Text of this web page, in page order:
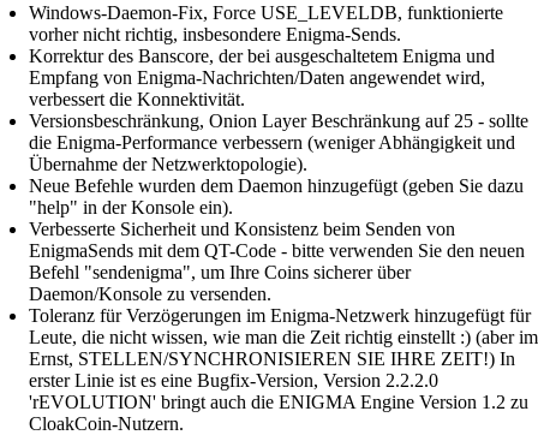
Windows-Daemon-Fix, Force USE_LEVELDB, funktionierte
vorher nicht richtig, insbesondere Enigma-Sends.
Korrektur des Banscore, der bei ausgeschaltetem Enigma und
Empfang von Enigma-Nachrichten/Daten angewendet wird,
verbessert die Konnektivität.
Versionsbeschränkung, Onion Layer Beschränkung auf 25 - sollte
die Enigma-Performance verbessern (weniger Abhängigkeit und
Übernahme der Netzwerktopologie).
Neue Befehle wurden dem Daemon hinzugefügt (geben Sie dazu
"help" in der Konsole ein).
Verbesserte Sicherheit und Konsistenz beim Senden von
EnigmaSends mit dem QT-Code - bitte verwenden Sie den neuen
Befehl "sendenigma", um Ihre Coins sicherer über
Daemon/Konsole zu versenden.
Toleranz für Verzögerungen im Enigma-Netzwerk hinzugefügt für
Leute, die nicht wissen, wie man die Zeit richtig einstellt :) (aber im
Ernst, STELLEN/SYNCHRONISIEREN SIE IHRE ZEIT!) In
erster Linie ist es eine Bugfix-Version, Version 2.2.2.0
'rEVOLUTION' bringt auch die ENIGMA Engine Version 1.2 zu
CloakCoin-Nutzern.